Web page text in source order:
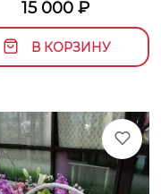
15 000₽
В КОРЗИНУ